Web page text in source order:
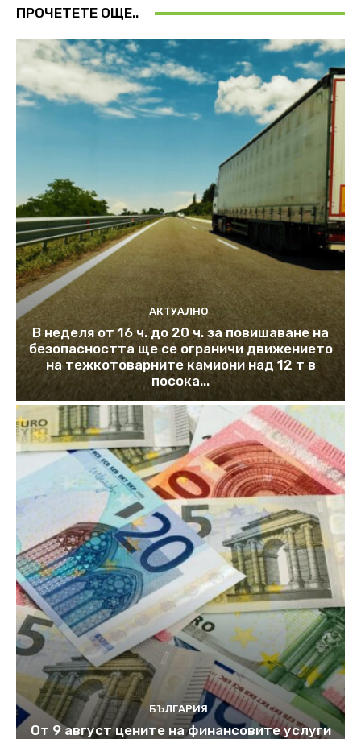
ПРОЧЕТЕТЕ ОЩЕ..
АКТУАЛНО
В неделя от 16 ч. до 20 ч. за повишаване на
безопасността ще се ограничи движението
на тежкотоварните камиони над 12 т в
посока...
БЪЛГАРИЯ
От 9 август цените на финансовите услуги